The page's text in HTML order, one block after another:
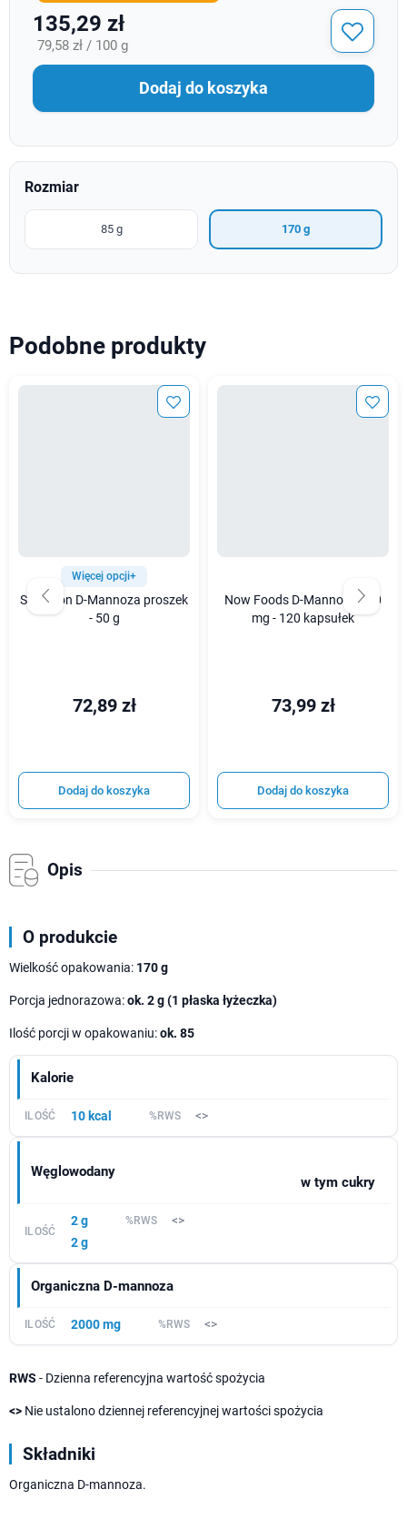
135,29 zł
79,58 zł / 100 g
Dodaj do koszyka
Rozmiar
85 g 170 g
Podobne produkty
Więcej opcji+
Swanson D-Mannoza proszek
- 50 g
72,89 zł
Dodaj do koszyka
Now Foods D-Mannoza 500
mg - 120 kapsułek
73,99 zł
Dodaj do koszyka
Opis
O produkcie
Wielkość opakowania: 170 g
Porcja jednorazowa:ok. 2 g (1 płaska łyżeczka)
Ilość porcji w opakowaniu:ok. 85
Kalorie
10 kcal <>
Węglowodany
w tym cukry
2 g
2 g
<>
Organiczna D-mannoza
2000 mg <>
RWS - Dzienna referencyjna wartość spożycia
<> Nie ustalono dziennej referencyjnej wartości spożycia
Składniki
Organiczna D-mannoza.